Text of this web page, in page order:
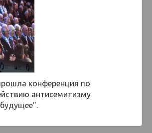
конференция по
антисемитизму